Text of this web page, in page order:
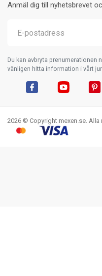
Anmäl dig till nyhetsbrevet
Du kan avbryta prenumerationen
vänligen hitta information i vårt
2026 © Copyright mexen.se. Alla